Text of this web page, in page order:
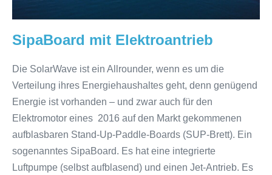
SipaBoard mit Elektroantrieb
Die SolarWave ist ein Allrounder, wenn es um die
Verteilung ihres Energiehaushaltes geht, denn genügend
Energie ist vorhanden – und zwar auch für den
Elektromotor eines 2016 auf den Markt gekommenen
aufblasbaren Stand-Up-Paddle-Boards (SUP-Brett). Ein
sogenanntes SipaBoard. Es hat eine integrierte
Luftpumpe (selbst aufblasend) und einen Jet-Antrieb. Es